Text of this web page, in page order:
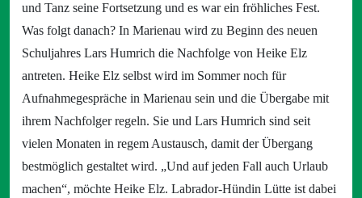
und Tanz seine Fortsetzung und es war ein fröhliches Fest.
Was folgt danach? In Marienau wird zu Beginn des neuen
Schuljahres Lars Humrich die Nachfolge von Heike Elz
antreten. Heike Elz selbst wird im Sommer noch für
Aufnahmegespräche in Marienau sein und die Übergabe mit
ihrem Nachfolger regeln. Sie und Lars Humrich sind seit
vielen Monaten in regem Austausch, damit der Übergang
bestmöglich gestaltet wird. „Und auf jeden Fall auch Urlaub
machen“, möchte Heike Elz. Labrador-Hündin Lütte ist dabei